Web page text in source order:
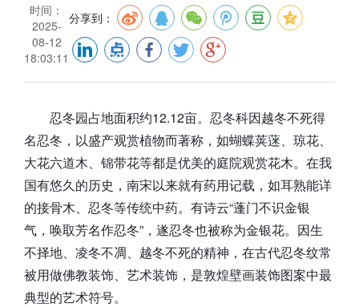
时间：
2025-
08-12
18:03:11
分享到：
忍冬园占地面积约12.12亩。忍冬科因越冬不死得
名忍冬，以盛产观赏植物而著称，如蝴蝶荚蒾、琼花、
大花六道木、锦带花等都是优美的庭院观赏花木。在我
国有悠久的历史，南宋以来就有药用记载，如耳熟能详
的接骨木、忍冬等传统中药。有诗云“蓬门不识金银
气，唤取芳名作忍冬”，遂忍冬也被称为金银花。因生
不择地、凌冬不凋、越冬不死的精神，在古代忍冬纹常
被用做佛教装饰、艺术装饰，是敦煌壁画装饰图案中最
典型的艺术符号。